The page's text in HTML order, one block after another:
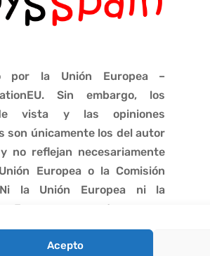
Acepto
por la Unión Europea –
Sin embargo, los
vista y las opiniones
son únicamente los del autor
no reflejan necesariamente
Europea o la Comisión
Ni la Unión Europea ni la
Europea pueden ser
responsables de las